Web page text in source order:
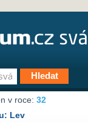
v roce:32
Lev